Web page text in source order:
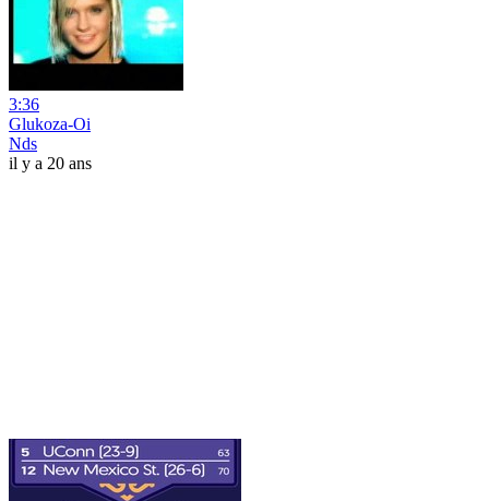
3:36
Glukoza-Oi
Nds
il y a 20 ans